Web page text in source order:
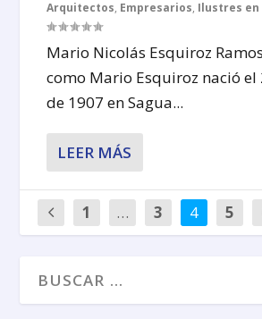
Arquitectos, Empresarios, Ilustres en
Mario Nicolás Esquiroz
como Mario Esquiroz nació el
de 1907 en Sagua...
LEER MÁS
1 … 3 4 5